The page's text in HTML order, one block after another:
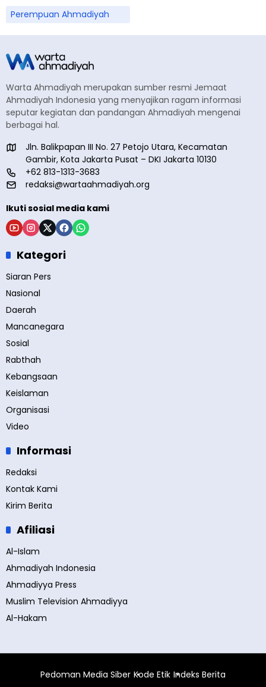
Perempuan Ahmadiyah
Warta Ahmadiyah merupakan sumber resmi Jemaat
Ahmadiyah Indonesia yang menyajikan ragam informasi
seputar kegiatan dan pandangan Ahmadiyah mengenai
berbagai hal.
Jln. Balikpapan III No. 27 Petojo Utara, Kecamatan
Gambir, Kota Jakarta Pusat – DKI Jakarta 10130
+62 813-1313-3683
redaksi@wartaahmadiyah.org
Ikuti sosial media kami
Kategori
Siaran Pers
Nasional
Daerah
Mancanegara
Sosial
Rabthah
Kebangsaan
Keislaman
Organisasi
Video
Informasi
Redaksi
Kontak Kami
Kirim Berita
Afiliasi
Al-Islam
Ahmadiyah Indonesia
Ahmadiyya Press
Muslim Television Ahmadiyya
Al-Hakam
Pedoman Media Siber Kode Etik Indeks Berita